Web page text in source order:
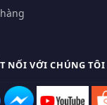
NỐI VỚI CHÚNG TÔI